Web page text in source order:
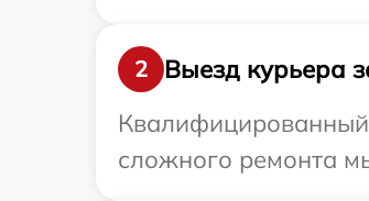
2
Выезд курьера
Квалифицированный
сложного ремонта